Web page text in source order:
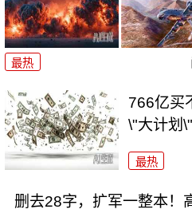
最热
766亿买
\"大计划
最热
删去28字，扩军一整本！